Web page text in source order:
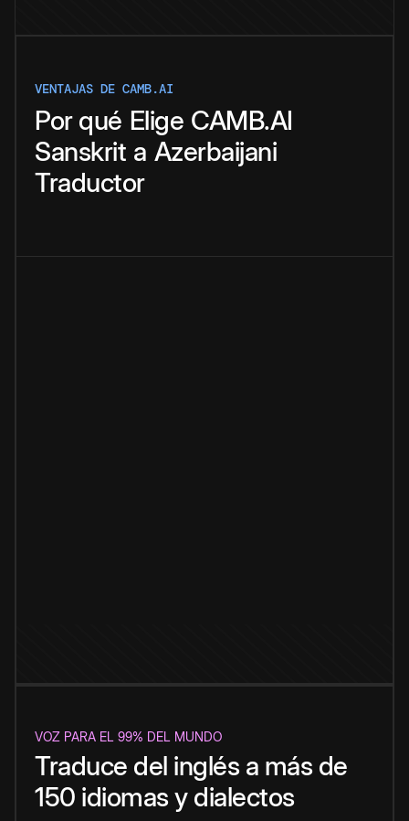
VENTAJAS DE CAMB.AI
Por qué Elige CAMB.AI
Sanskrit a Azerbaijani
Traductor
VOZ PARA EL 99% DEL MUNDO
Traduce del inglés a más de
150 idiomas y dialectos